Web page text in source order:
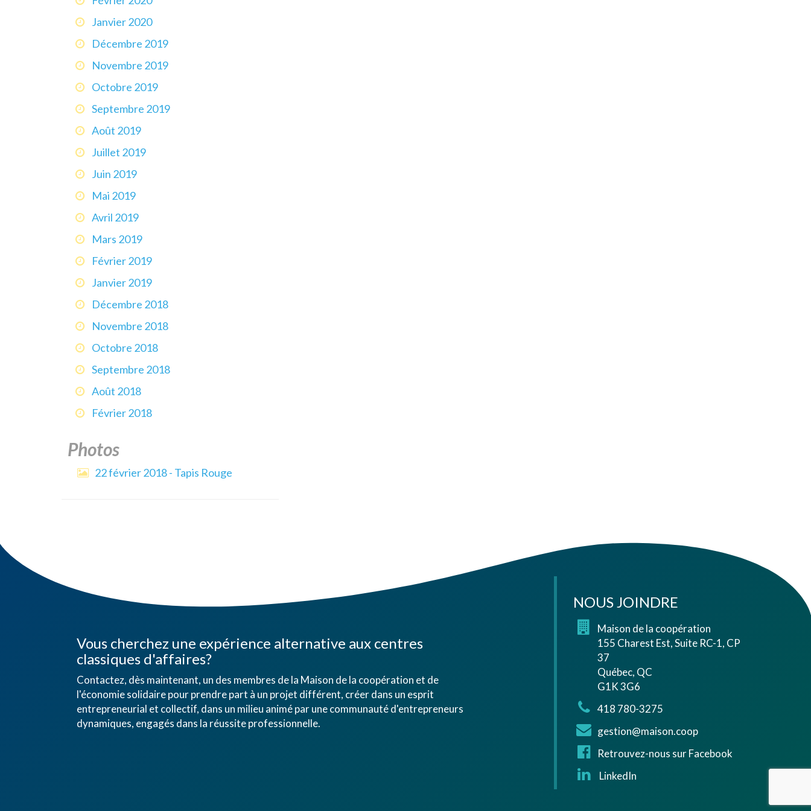
Janvier 2020
Décembre 2019
Novembre 2019
Octobre 2019
Septembre 2019
Août 2019
Juillet 2019
Juin 2019
Mai 2019
Avril 2019
Mars 2019
Février 2019
Janvier 2019
Décembre 2018
Novembre 2018
Octobre 2018
Septembre 2018
Août 2018
Février 2018
Photos
22 février 2018 - Tapis Rouge
Vous cherchez une expérience alternative aux centres
classiques d'affaires?
Contactez, dès maintenant, un des membres de la Maison de la coopération et de
l'économie solidaire pour prendre part à un projet différent, créer dans un esprit
entrepreneurial et collectif, dans un milieu animé par une communauté d'entrepreneurs
dynamiques, engagés dans la réussite professionnelle.
NOUS JOINDRE
Maison de la coopération
155 Charest Est, Suite RC-1, CP
37
Québec, QC
G1K 3G6
418 780-3275
gestion@maison.coop
Retrouvez-nous sur Facebook
LinkedIn